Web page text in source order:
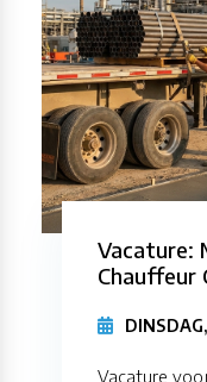
Vacature:
Chauffeur
Vacature